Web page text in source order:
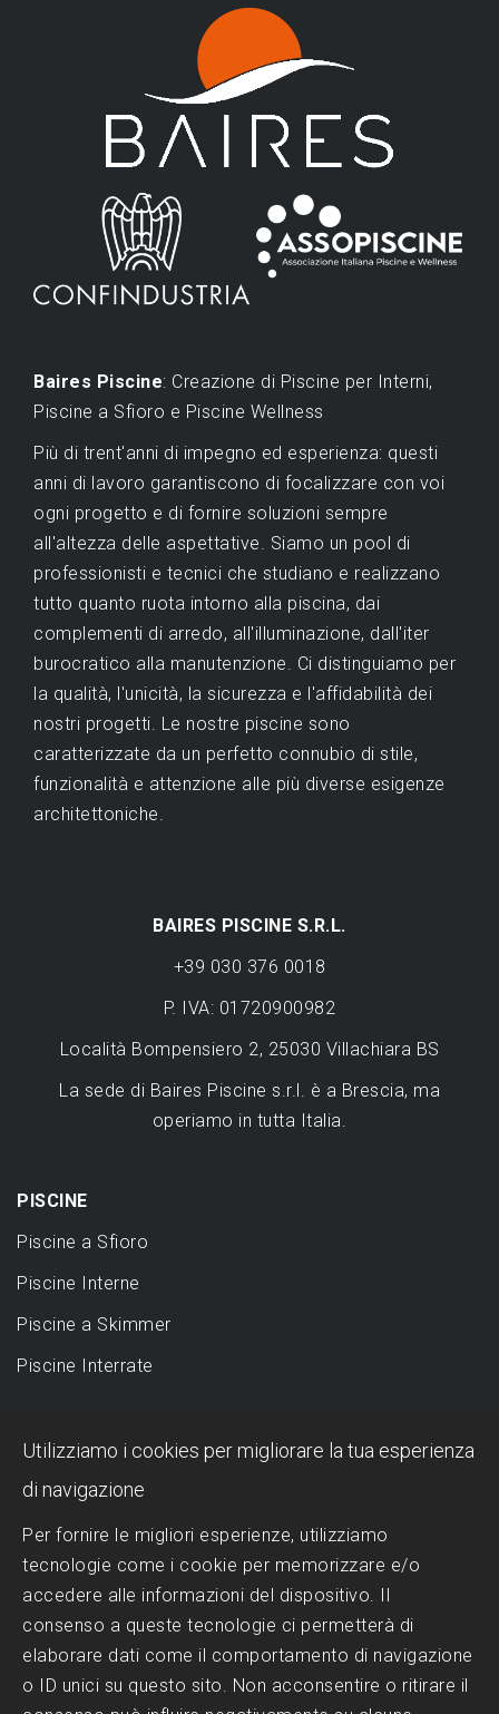
Baires Piscine: Creazione di Piscine per Interni,
Piscine a Sfioro e Piscine Wellness
Più di trent'anni di impegno ed esperienza: questi
anni di lavoro garantiscono di focalizzare con voi
ogni progetto e di fornire soluzioni sempre
all'altezza delle aspettative. Siamo un pool di
professionisti e tecnici che studiano e realizzano
tutto quanto ruota intorno alla piscina, dai
complementi di arredo, all'illuminazione, dall'iter
burocratico alla manutenzione. Ci distinguiamo per
la qualità, l'unicità, la sicurezza e l'affidabilità dei
nostri progetti. Le nostre piscine sono
caratterizzate da un perfetto connubio di stile,
funzionalità e attenzione alle più diverse esigenze
architettoniche.
BAIRES PISCINE S.R.L.
+39 030 376 0018
P. IVA: 01720900982
Località Bompensiero 2, 25030 Villachiara BS
La sede di Baires Piscine s.r.l. è a Brescia, ma
operiamo in tutta Italia.
PISCINE
Piscine a Sfioro
Piscine Interne
Piscine a Skimmer
Piscine Interrate
DESIGN
Piscina a sfioro: perché sceglierla?
Progettazione Piscine
Realizzazione Piscine
Trattamenti dell'acqua
Utilizziamo i cookies per migliorare la tua esperienza
di navigazione
Per fornire le migliori esperienze, utilizziamo
tecnologie come i cookie per memorizzare e/o
accedere alle informazioni del dispositivo. Il
consenso a queste tecnologie ci permetterà di
elaborare dati come il comportamento di navigazione
o ID unici su questo sito. Non acconsentire o ritirare il